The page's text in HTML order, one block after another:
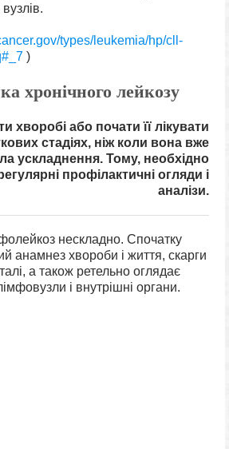
types/leukemia/hp/cll-
)
хронічного лейкозу
хворобі або почати її лікувати
стадіях, ніж коли вона вже
ускладнення. Тому, необхідно
профілактичні огляди і
аналізи.
нескладно. Спочатку
анамнез хвороби і життя, скарги
а також ретельно оглядає
і внутрішні органи.